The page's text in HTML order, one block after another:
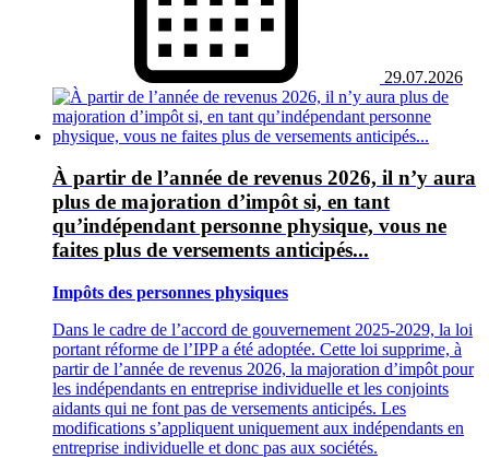
29.07.2026
À partir de l’année de revenus 2026, il n’y aura
plus de majoration d’impôt si, en tant
qu’indépendant personne physique, vous ne
faites plus de versements anticipés...
Impôts des personnes physiques
Dans le cadre de l’accord de gouvernement 2025-2029, la loi
portant réforme de l’IPP a été adoptée. Cette loi supprime, à
partir de l’année de revenus 2026, la majoration d’impôt pour
les indépendants en entreprise individuelle et les conjoints
aidants qui ne font pas de versements anticipés. Les
modifications s’appliquent uniquement aux indépendants en
entreprise individuelle et donc pas aux sociétés.